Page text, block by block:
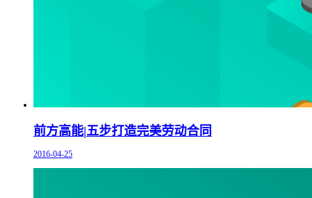
前方高能|五步打造完美劳动合同
2016-04-25